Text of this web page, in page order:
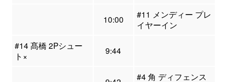
10:00
#11 メンディー プレ
イヤーイン
#14 髙橋 2Pシュー
ト×
9:44
#4 角 ディフェンス